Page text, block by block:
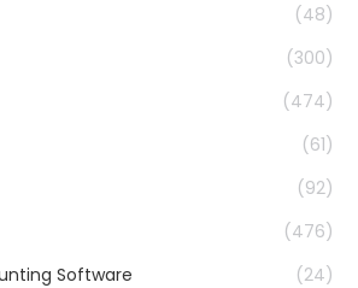
(48)
(300)
(474)
(61)
(92)
(476)
Software
(24)